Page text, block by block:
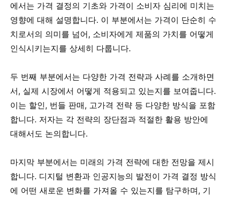
에서는 가격 결정의 기초와 가격이 소비자 심리에 미치는
영향에 대해 설명합니다. 이 부분에서는 가격이 단순히 수
치로서의 의미를 넘어, 소비자에게 제품의 가치를 어떻게
인식시키는지를 상세히 다룹니다.
두 번째 부분에서는 다양한 가격 전략과 사례를 소개하면
서, 실제 시장에서 어떻게 적용되고 있는지를 보여줍니다.
이는 할인, 번들 판매, 고가격 전략 등 다양한 방식을 포함
합니다. 저자는 각 전략의 장단점과 적절한 활용 방안에
대해서도 논의합니다.
마지막 부분에서는 미래의 가격 전략에 대한 전망을 제시
합니다. 디지털 변환과 인공지능의 발전이 가격 결정 방식
에 어떤 새로운 변화를 가져올 수 있는지를 탐구하며, 기